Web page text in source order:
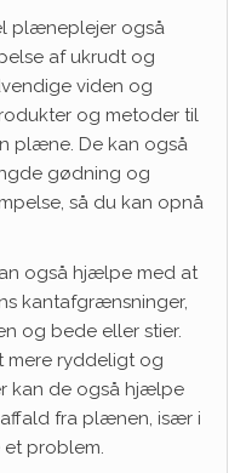
plæneplejer også
af ukrudt og
viden og
og metoder til
plæne. De kan også
gødning og
så du kan opnå
også hjælpe med at
kantafgrænsninger,
og bede eller stier.
mere ryddeligt og
kan de også hjælpe
fra plænen, især i
problem.